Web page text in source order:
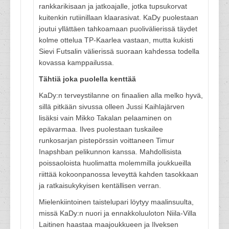
rankkarikisaan ja jatkoajalle, jotka tupsukorvat
kuitenkin rutiinillaan klaarasivat. KaDy puolestaan
joutui yllättäen tahkoamaan puolivälierissä täydet
kolme ottelua TP-Kaarlea vastaan, mutta kukisti
Sievi Futsalin välierissä suoraan kahdessa todella
kovassa kamppailussa.
Tähtiä joka puolella kenttää
KaDy:n terveystilanne on finaalien alla melko hyvä,
sillä pitkään sivussa olleen Jussi Kaihlajärven
lisäksi vain Mikko Takalan pelaaminen on
epävarmaa. Ilves puolestaan tuskailee
runkosarjan pistepörssin voittaneen Timur
Inapshban pelikunnon kanssa. Mahdollisista
poissaoloista huolimatta molemmilla joukkueilla
riittää kokoonpanossa leveyttä kahden tasokkaan
ja ratkaisukykyisen kentällisen verran.
Mielenkiintoinen taistelupari löytyy maalinsuulta,
missä KaDy:n nuori ja ennakkoluuloton Niila-Villa
Laitinen haastaa maajoukkueen ja Ilveksen